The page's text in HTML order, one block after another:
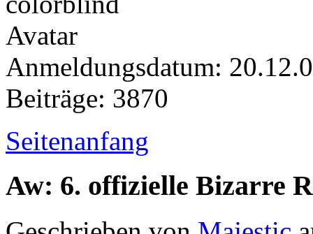
Anmeldungsdatum:
Beiträge: 3870
Seitenanfang
Aw: 6. offizielle Bizarre